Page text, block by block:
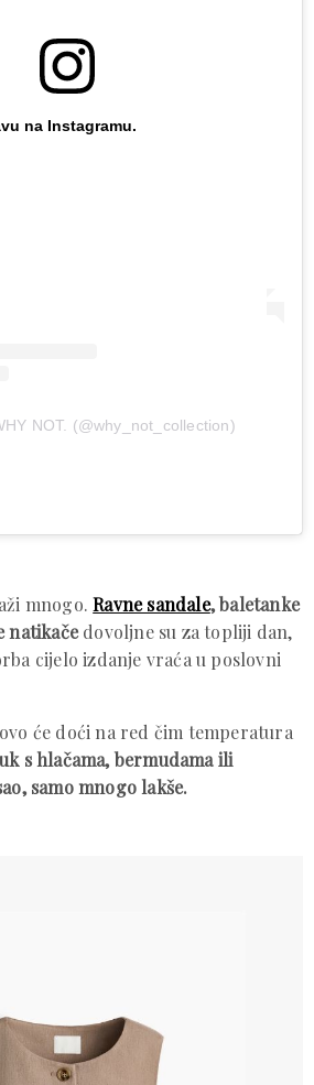
na Instagramu.
NOT. (@why_not_collection)
mnogo.Ravne sandale, baletanke
natikačedovoljne su za topliji dan,
cijelo izdanje vraća u poslovni
će doći na red čim temperatura
s hlačama, bermudama ili
samo mnogo lakše.